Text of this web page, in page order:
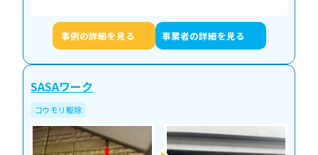
「完全封鎖」です。 詳細な調査の結果、瓦の…
事例の詳細を見る 事業者の詳細を見る
SASAワーク
コウモリ駆除